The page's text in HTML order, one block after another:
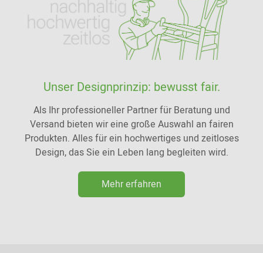
Unser Designprinzip: bewusst fair.
Als Ihr professioneller Partner für Beratung und
Versand bieten wir eine große Auswahl an fairen
Produkten. Alles für ein hochwertiges und zeitloses
Design, das Sie ein Leben lang begleiten wird.
Mehr erfahren